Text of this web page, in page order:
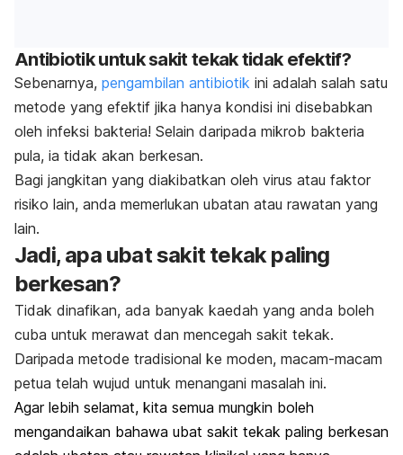
Antibiotik untuk sakit tekak tidak efektif?
Sebenarnya, pengambilan antibiotik ini adalah salah satu
metode yang efektif jika hanya kondisi ini disebabkan
oleh infeksi bakteria! Selain daripada mikrob bakteria
pula, ia tidak akan berkesan.
Bagi jangkitan yang diakibatkan oleh virus atau faktor
risiko lain, anda memerlukan ubatan atau rawatan yang
lain.
Jadi, apa ubat sakit tekak paling
berkesan?
Tidak dinafikan, ada banyak kaedah yang anda boleh
cuba untuk merawat dan mencegah sakit tekak.
Daripada metode tradisional ke moden, macam-macam
petua telah wujud untuk menangani masalah ini.
Agar lebih selamat, kita semua mungkin boleh
mengandaikan bahawa ubat sakit tekak paling berkesan